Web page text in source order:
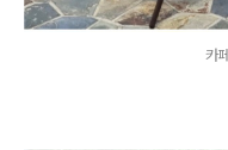
카